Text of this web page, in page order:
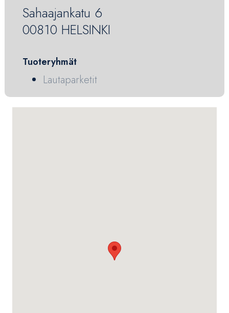
Sahaajankatu 6
00810 HELSINKI
Tuoteryhmät
Lautaparketit